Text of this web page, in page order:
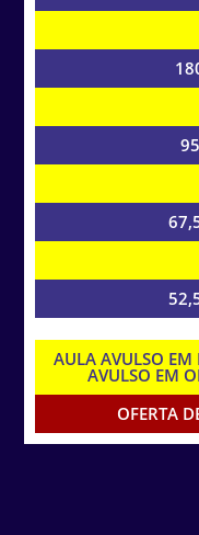
AULA AVULSO
AVULSO EM
OFERTA